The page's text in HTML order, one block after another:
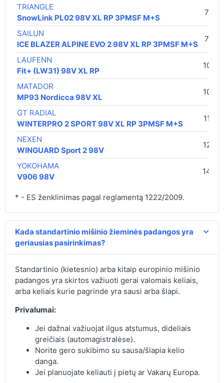
TRIANGLE
SnowLink PL02 98V XL RP 3PMSF M+S
SAILUN
ICE BLAZER ALPINE EVO 2 98V XL RP 3PMSF M+S
LAUFENN
Fit+ (LW31) 98V XL RP
MATADOR
MP93 Nordicca 98V XL
GT RADIAL
WINTERPRO 2 SPORT 98V XL RP 3PMSF M+S
NEXEN
WINGUARD Sport 2 98V
YOKOHAMA
V906 98V
* - ES ženklinimas pagal reglamentą 1222/2009.
Kada standartinio mišinio žieminės padangos yra
geriausias pasirinkimas?
Standartinio (kietesnio) arba kitaip europinio mišinio
padangos yra skirtos važiuoti gerai valomais keliais,
arba keliais kurie pagrinde yra sausi arba šlapi.
Privalumai:
Jei dažnai važiuojat ilgus atstumus, dideliais
greičiais (automagistralėse).
Norite gero sukibimo su sausa/šlapia kelio
danga.
Jei planuojate keliauti į pietų ar Vakarų Europa.